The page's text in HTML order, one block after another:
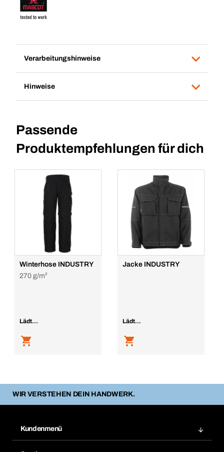
Verarbeitungshinweise
Hinweise
Passende
Produktempfehlungen für dich
Winterhose INDUSTRY
270 g/m²
Lädt...
Jacke INDUSTRY
Lädt...
WIR VERSTEHEN DEIN HANDWERK.
Kundenmenü